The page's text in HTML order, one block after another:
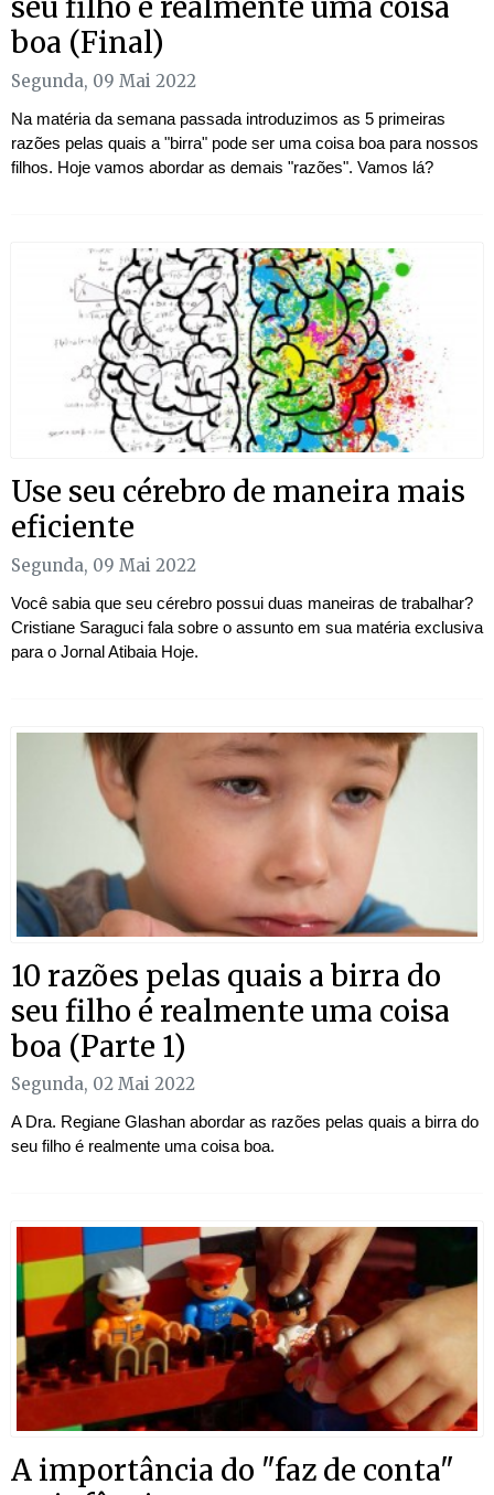
boa (Final)
Segunda, 09 Mai 2022
Na matéria da semana passada introduzimos as 5 primeiras
razões pelas quais a "birra" pode ser uma coisa boa para nossos
filhos. Hoje vamos abordar as demais "razões". Vamos lá?
Use seu cérebro de maneira mais
eficiente
Segunda, 09 Mai 2022
Você sabia que seu cérebro possui duas maneiras de trabalhar?
Cristiane Saraguci fala sobre o assunto em sua matéria exclusiva
para o Jornal Atibaia Hoje.
10 razões pelas quais a birra do
seu filho é realmente uma coisa
boa (Parte 1)
Segunda, 02 Mai 2022
A Dra. Regiane Glashan abordar as razões pelas quais a birra do
seu filho é realmente uma coisa boa.
A importância do "faz de conta"